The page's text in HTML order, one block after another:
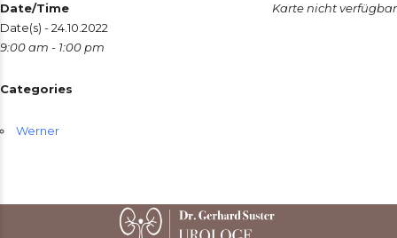
Karte nicht verfügbar
Date/Time
Date(s) - 24.10.2022
9:00 am - 1:00 pm
Categories
Werner